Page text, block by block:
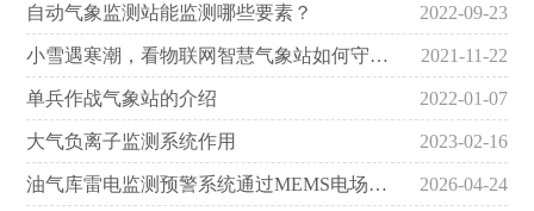
自动气象监测站能监测哪些要素？ 2022-09-23
小雪遇寒潮，看物联网智慧气象站如何守护冬小麦 2021-11-22
单兵作战气象站的介绍 2022-01-07
大气负离子监测系统作用 2023-02-16
油气库雷电监测预警系统通过MEMS电场传感器捕捉雷暴早期信号 2026-04-24